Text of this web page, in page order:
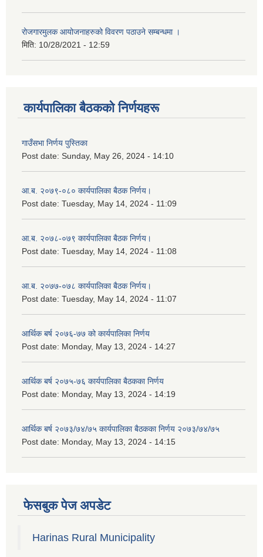
रोजगारमुलक आयोजनाहरुको विवरण पठाउने सम्बन्धमा ।
मिति: 10/28/2021 - 12:59
कार्यपालिका बैठकको निर्णयहरू
गाउँसभा निर्णय पुस्तिका
Post date: Sunday, May 26, 2024 - 14:10
आ.ब. २०७९-०८० कार्यपालिका बैठक निर्णय।
Post date: Tuesday, May 14, 2024 - 11:09
आ.ब. २०७८-०७९ कार्यपालिका बैठक निर्णय।
Post date: Tuesday, May 14, 2024 - 11:08
आ.ब. २०७७-०७८ कार्यपालिका बैठक निर्णय।
Post date: Tuesday, May 14, 2024 - 11:07
आर्थिक बर्ष २०७६-७७ को कार्यपालिका निर्णय
Post date: Monday, May 13, 2024 - 14:27
आर्थिक बर्ष २०७५-७६ कार्यपालिका बैठकका निर्णय
Post date: Monday, May 13, 2024 - 14:19
आर्थिक बर्ष २०७३/७४/७५ कार्यपालिका बैठकका निर्णय २०७३/७४/७५
Post date: Monday, May 13, 2024 - 14:15
फेसबुक पेज अपडेट
Harinas Rural Municipality